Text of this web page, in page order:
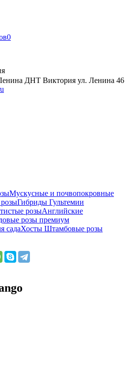
0
ДНТ Виктория ул. Ленина 46
Мускусные и почвопокровные
Гибриды Гультемии
розыАнглийские
розы премиум
садаХосты Штамбовые розы